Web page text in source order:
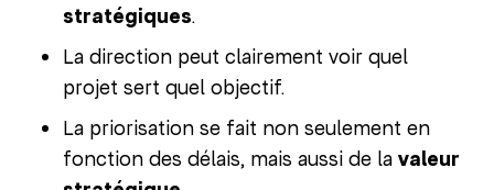
stratégiques.
La direction peut clairement voir quel
projet sert quel objectif.
La priorisation se fait non seulement en
fonction des délais, mais aussi de la valeur